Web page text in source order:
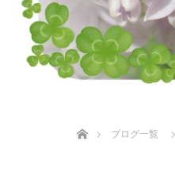
ブログ一覧